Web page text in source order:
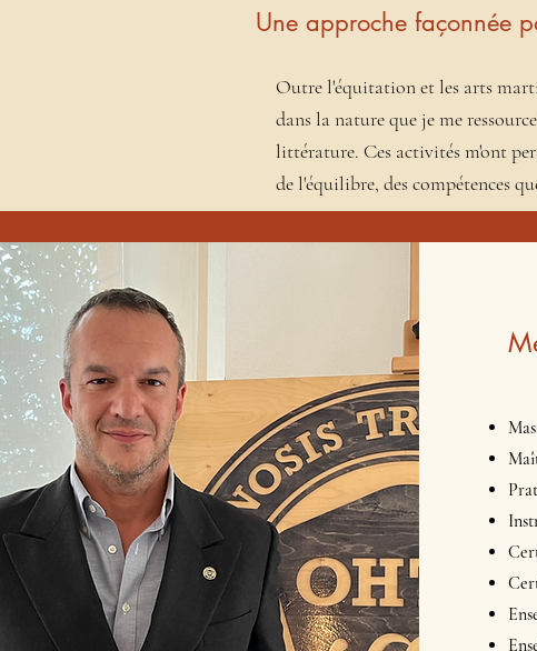
Une approche façonnée
Outre l'équitation et les arts
dans la nature que je me
littérature. Ces activités m'ont
de l'équilibre, des compétences